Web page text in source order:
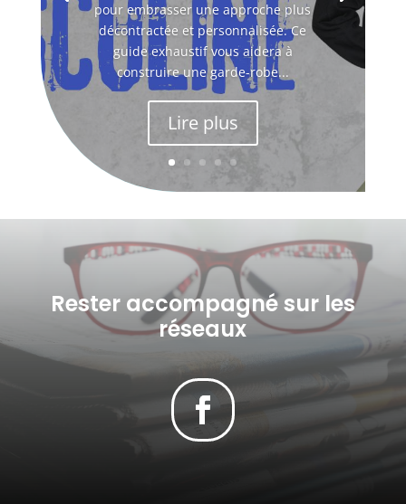
pour embrasser une approche plus
décontractée et personnalisée. Ce
guide exhaustif vous aidera à
construire une garde-robe...
Lire plus
Rester accompagné sur les
réseaux